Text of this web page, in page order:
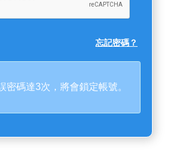
忘記密碼？
密碼達3次，將會鎖定帳號。